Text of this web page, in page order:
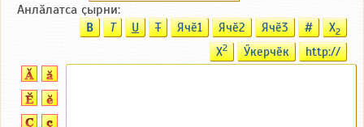
Анлӑлатса ҫырни:
B T U T Ячӗ1 Ячӗ2 Ячӗ3 # X2
X2 Ӳкерчӗк http://